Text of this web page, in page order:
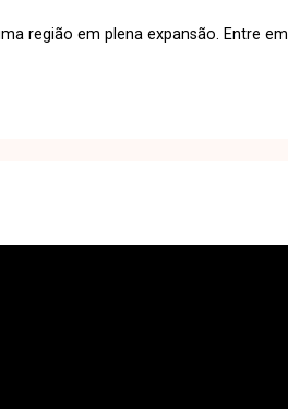
região em plena expansão. Entre em